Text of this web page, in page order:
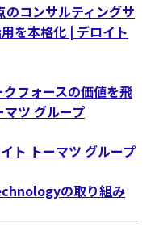
のコンサルティングサ
を本格化 | デロイト
フォースの価値を飛
ツ グループ
ト トーマツ グループ
の取り組み